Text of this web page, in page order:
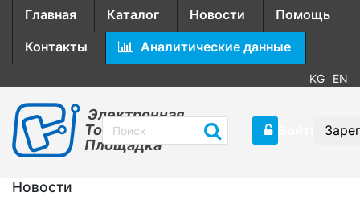
Главная Каталог Новости
Помощь
Контакты
Аналитические данные
KG EN
Электронная
Торговая
Площадка
Новости